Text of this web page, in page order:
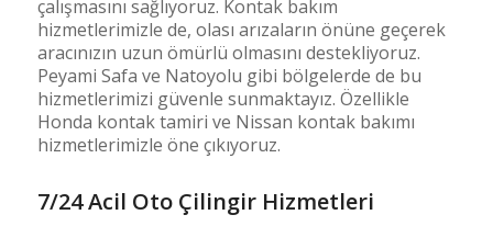
çalışmasını sağlıyoruz. Kontak bakım
hizmetlerimizle de, olası arızaların önüne geçerek
aracınızın uzun ömürlü olmasını destekliyoruz.
Peyami Safa ve Natoyolu gibi bölgelerde de bu
hizmetlerimizi güvenle sunmaktayız. Özellikle
Honda kontak tamiri ve Nissan kontak bakımı
hizmetlerimizle öne çıkıyoruz.
7/24 Acil Oto Çilingir Hizmetleri